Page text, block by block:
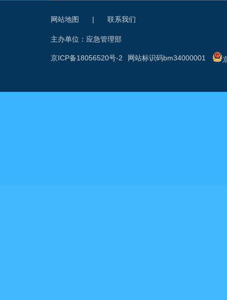
网站地图 | 联系我们
主办单位：应急管理部
网站标识码bm34000001
京ICP备18056520号-2